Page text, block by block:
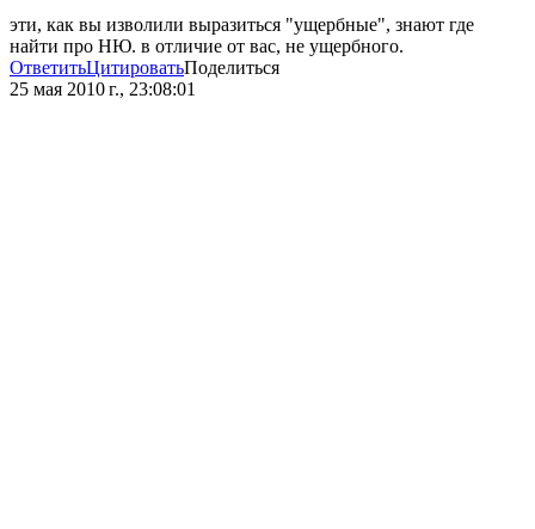
эти, как вы изволили выразиться "ущербные", знают где
найти про НЮ. в отличие от вас, не ущербного.
ОтветитьЦитироватьПоделиться
25 мая 2010 г., 23:08:01